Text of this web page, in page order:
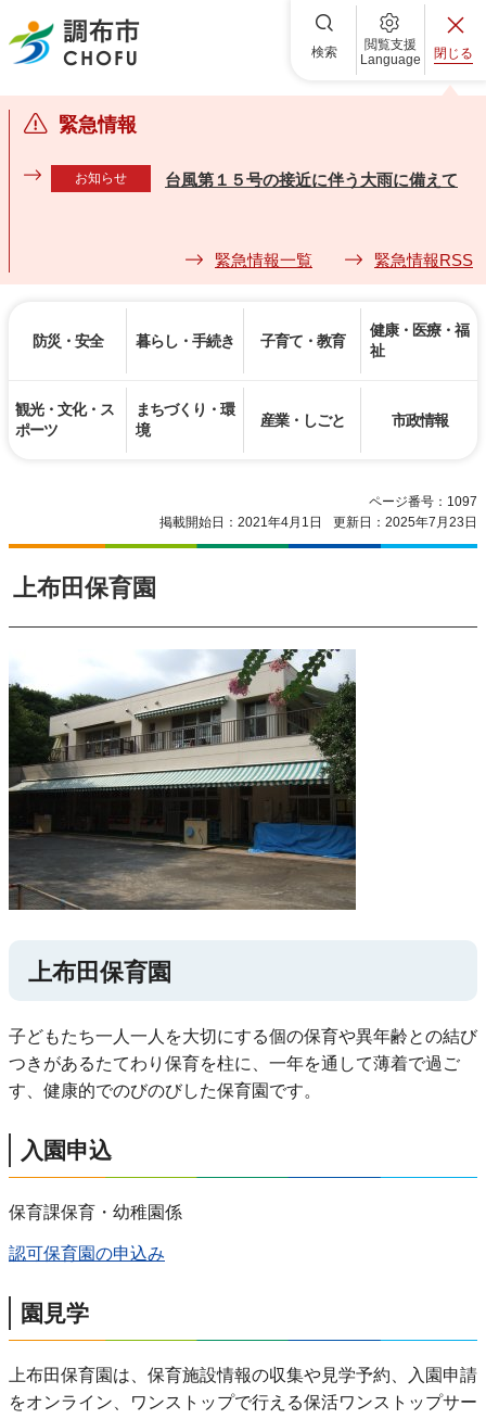
調布市 検索
閲覧支援
Language
閉じる
緊急情報
お知らせ 台風第１５号の接近に伴う大雨に備えて
緊急情報一覧 緊急情報RSS
防災・安全 暮らし・手続き 子育て・教育
健康・医療・福
祉
観光・文化・ス
ポーツ
まちづくり・環
境
産業・しごと 市政情報
ページ番号：1097
掲載開始日：2021年4月1日
更新日：2025年7月23日
上布田保育園
上布田保育園
子どもたち一人一人を大切にする個の保育や異年齢との結び
つきがあるたてわり保育を柱に、一年を通して薄着で過ご
す、健康的でのびのびした保育園です。
入園申込
保育課保育・幼稚園係
認可保育園の申込み
園見学
上布田保育園は、保育施設情報の収集や見学予約、入園申請
をオンライン、ワンストップで行える保活ワンストップサー